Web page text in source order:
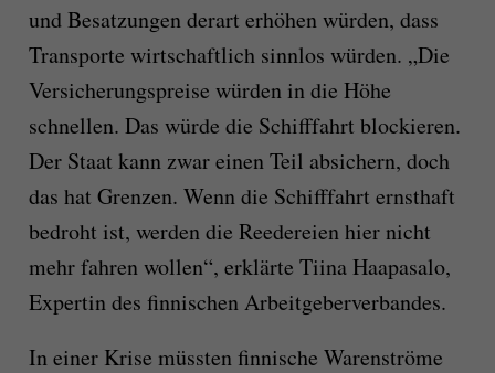
und Besatzungen derart erhöhen würden, dass
Transporte wirtschaftlich sinnlos würden. „Die
Versicherungspreise würden in die Höhe
schnellen. Das würde die Schifffahrt blockieren.
Der Staat kann zwar einen Teil absichern, doch
das hat Grenzen. Wenn die Schifffahrt ernsthaft
bedroht ist, werden die Reedereien hier nicht
mehr fahren wollen“, erklärte Tiina Haapasalo,
Expertin des finnischen Arbeitgeberverbandes.
In einer Krise müssten finnische Warenströme